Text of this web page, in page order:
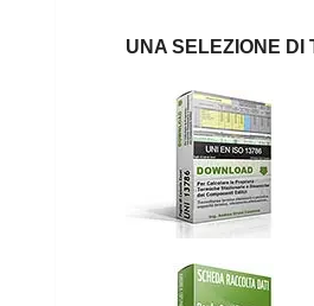
UNA SELEZIONE DI